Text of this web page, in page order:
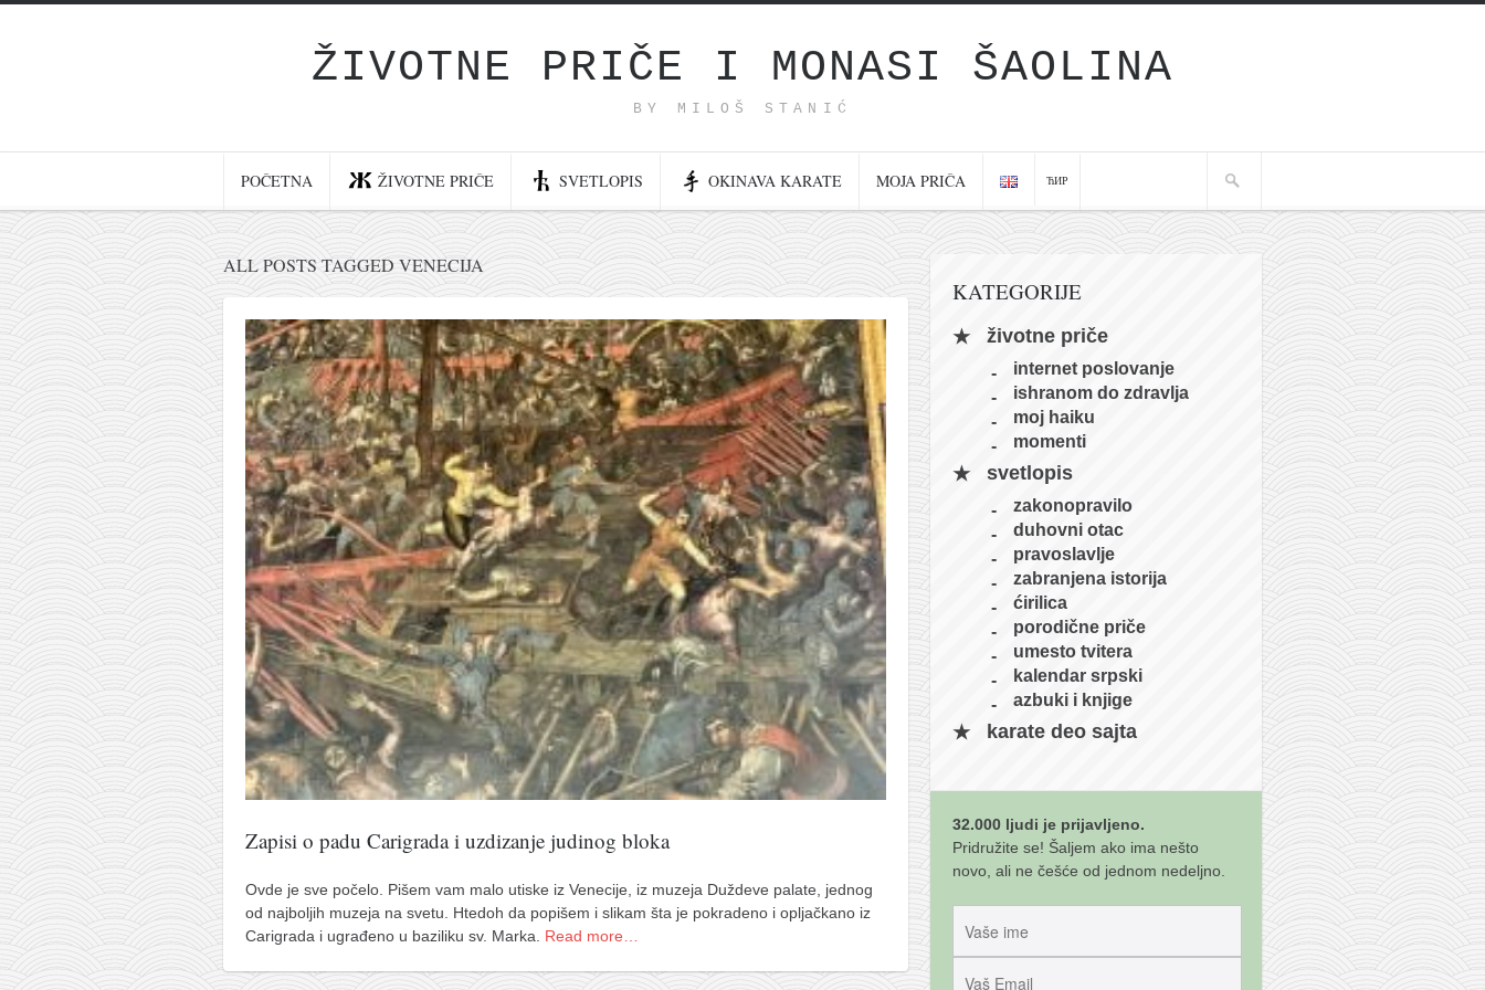
ŽIVOTNE PRIČE I MONASI ŠAOLINA
BY MILOŠ STANIĆ
POČETNA ŽIVOTNE PRIČE SVETLOPIS OKINAVA KARATE MOJA PRIČA ЋИР
internet poslovanje
ishranom do zdravlja
moj haiku
momenti i mesta
bonus sadržaj
Svetlopis
zakonopravilo
duhovni otac
pravoslavlje
zabranjena istorija
ćirilica
porodične priče
umesto tvitera
kalendar srpski
azbuki i knjige
Okinava karate
najnovije na blogu
moje beleške
istorija karatea
bubishi
karate
kihon
ALL POSTS TAGGED VENECIJA
Zapisi o padu Carigrada i uzdizanje judinog bloka
Ovde je sve počelo. Pišem vam malo utiske iz Venecije, iz muzeja Duždeve palate, jednog
od najboljih muzeja na svetu. Htedoh da popišem i slikam šta je pokradeno i opljačkano iz
Carigrada i ugrađeno u baziliku sv. Marka. Read more…
KATEGORIJE
životne priče
internet poslovanje
ishranom do zdravlja
moj haiku
momenti
svetlopis
zakonopravilo
duhovni otac
pravoslavlje
zabranjena istorija
ćirilica
porodične priče
umesto tvitera
kalendar srpski
azbuki i knjige
karate deo sajta
32.000 ljudi je prijavljeno.
Pridružite se! Šaljem ako ima nešto
novo, ali ne češće od jednom nedeljno.